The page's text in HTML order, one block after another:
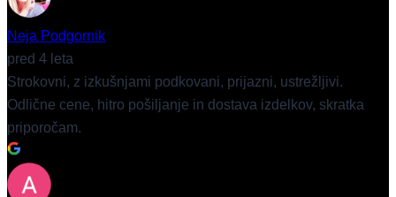
Neja Podgornik
pred 4 leta
Strokovni, z izkušnjami podkovani, prijazni, ustrežljivi.
Odlične cene, hitro pošiljanje in dostava izdelkov, skratka
priporočam.